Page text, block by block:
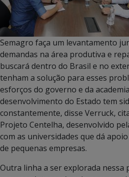
Semagro faça um levantamento
demandas na área produtiva e
buscará dentro do Brasil e no
tenham a solução para esses
esforços do governo e da
desenvolvimento do Estado tem
constantemente, disse Verruck,
Projeto Centelha, desenvolvido
com as universidades que dá
de pequenas empresas.
Outra linha a ser explorada nessa